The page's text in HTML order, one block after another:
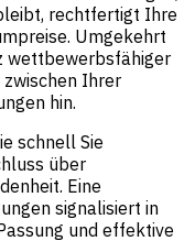
rechtfertigt Ihre
Umgekehrt
wettbewerbsfähiger
Ihrer
hin.
schnell Sie
über
Eine
signalisiert in
und effektive